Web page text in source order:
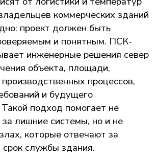
коммерческих зданий
проект должен быть
и понятным. ПСК-
инженерные решения север
объекта, площади,
процессов,
и будущего
подход помогает не
за лишние системы, но и не
которые отвечают за
срок службы здания.